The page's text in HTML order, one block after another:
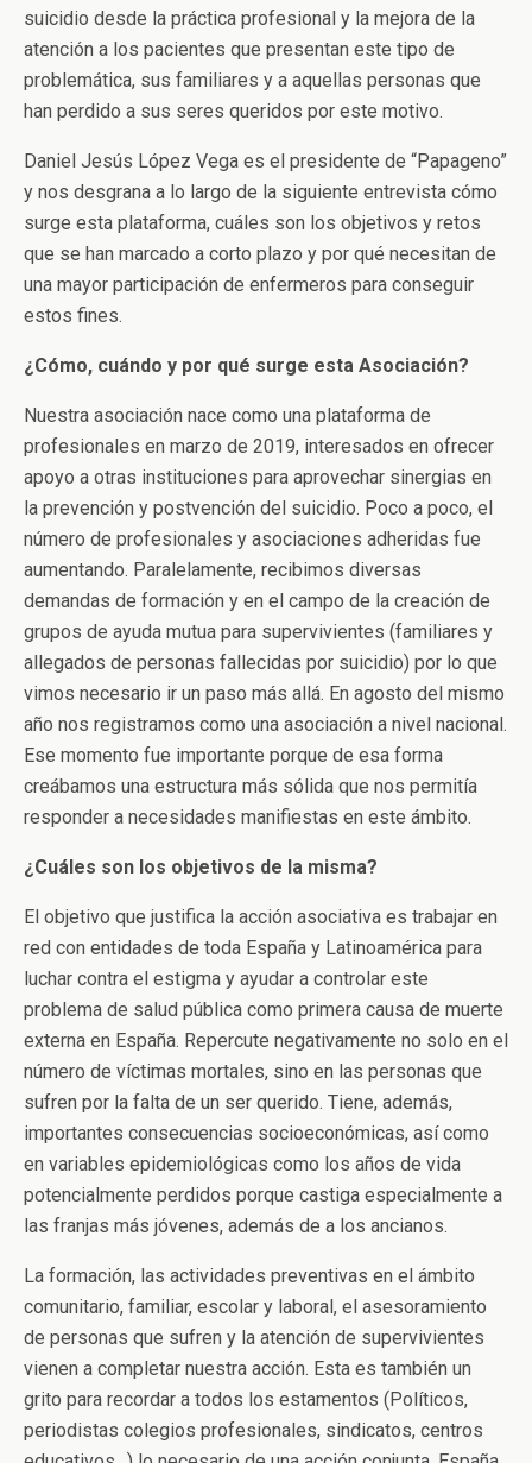
suicidio desde la práctica profesional y la mejora de la
atención a los pacientes que presentan este tipo de
problemática, sus familiares y a aquellas personas que
han perdido a sus seres queridos por este motivo.
Daniel Jesús López Vega es el presidente de “Papageno”
y nos desgrana a lo largo de la siguiente entrevista cómo
surge esta plataforma, cuáles son los objetivos y retos
que se han marcado a corto plazo y por qué necesitan de
una mayor participación de enfermeros para conseguir
estos fines.
¿Cómo, cuándo y por qué surge esta Asociación?
Nuestra asociación nace como una plataforma de
profesionales en marzo de 2019, interesados en ofrecer
apoyo a otras instituciones para aprovechar sinergias en
la prevención y postvención del suicidio. Poco a poco, el
número de profesionales y asociaciones adheridas fue
aumentando. Paralelamente, recibimos diversas
demandas de formación y en el campo de la creación de
grupos de ayuda mutua para supervivientes (familiares y
allegados de personas fallecidas por suicidio) por lo que
vimos necesario ir un paso más allá. En agosto del mismo
año nos registramos como una asociación a nivel nacional.
Ese momento fue importante porque de esa forma
creábamos una estructura más sólida que nos permitía
responder a necesidades manifiestas en este ámbito.
¿Cuáles son los objetivos de la misma?
El objetivo que justifica la acción asociativa es trabajar en
red con entidades de toda España y Latinoamérica para
luchar contra el estigma y ayudar a controlar este
problema de salud pública como primera causa de muerte
externa en España. Repercute negativamente no solo en el
número de víctimas mortales, sino en las personas que
sufren por la falta de un ser querido. Tiene, además,
importantes consecuencias socioeconómicas, así como
en variables epidemiológicas como los años de vida
potencialmente perdidos porque castiga especialmente a
las franjas más jóvenes, además de a los ancianos.
La formación, las actividades preventivas en el ámbito
comunitario, familiar, escolar y laboral, el asesoramiento
de personas que sufren y la atención de supervivientes
vienen a completar nuestra acción. Esta es también un
grito para recordar a todos los estamentos (Políticos,
periodistas colegios profesionales, sindicatos, centros